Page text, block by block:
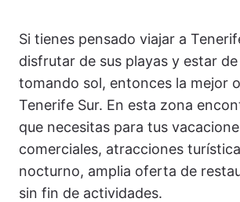
Si tienes pensado viajar a
disfrutar de sus playas y estar
tomando sol, entonces la mejor
Tenerife Sur. En esta zona
que necesitas para tus
comerciales, atracciones
nocturno, amplia oferta de
sin fin de actividades.